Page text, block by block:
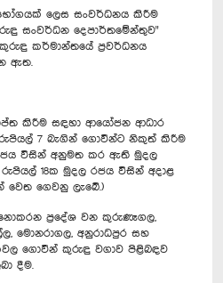
ලෙස සංවර්ධනය කිරීම
සංවර්ධන දෙපාර්තමේන්තුව"
කර්මාන්තයේ ප්‍රවර්ධනය
ඇත.
කිරීම සඳහා ආයෝජන ආධාර
7 බැගින් ගොවීන්ට නිකුත් කිරීම
විසින් අනුමත කර ඇති මුදල
18ක මුදල රජය විසින් අදාළ
වෙත ගෙවනු ලැබේ.)
ප්‍රදේශ වන කුරුණෑගල,
අනුරාධපුර සහ
ගොවීන් කුරුඳු වගාව පිළිබඳව
දීම.